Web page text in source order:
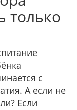
только
с
А если не
Если